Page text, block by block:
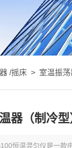
/摇床 > 室温振荡
器（制冷
恒温混匀仪是一款